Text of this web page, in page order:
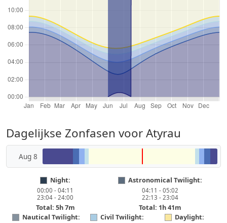
Dagelijkse Zonfasen voor Atyrau
Aug 8
Night:
00:00 - 04:11
23:04 - 24:00
Total: 5h 7m
Astronomical Twilight:
04:11 - 05:02
22:13 - 23:04
Total: 1h 41m
Nautical Twilight:
Civil Twilight: Daylight: